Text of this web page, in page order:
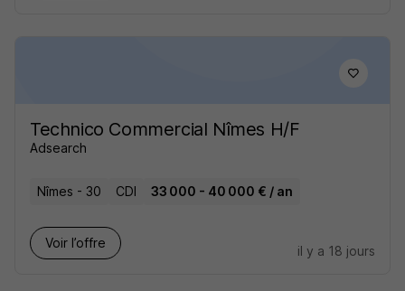
Technico Commercial Nîmes H/F
Adsearch
Nîmes - 30 CDI 33 000 - 40 000 € / an
Voir l’offre
il y a 18 jours